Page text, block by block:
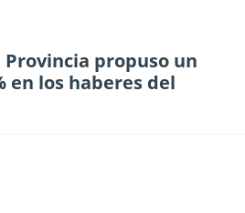
Provincia propuso un
en los haberes del